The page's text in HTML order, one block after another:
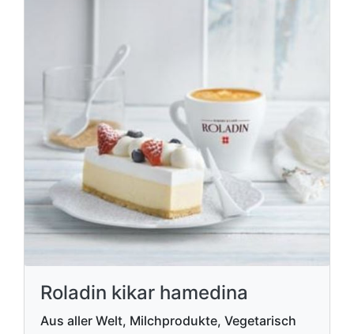
Roladin kikar hamedina
Aus aller Welt, Milchprodukte, Vegetarisch